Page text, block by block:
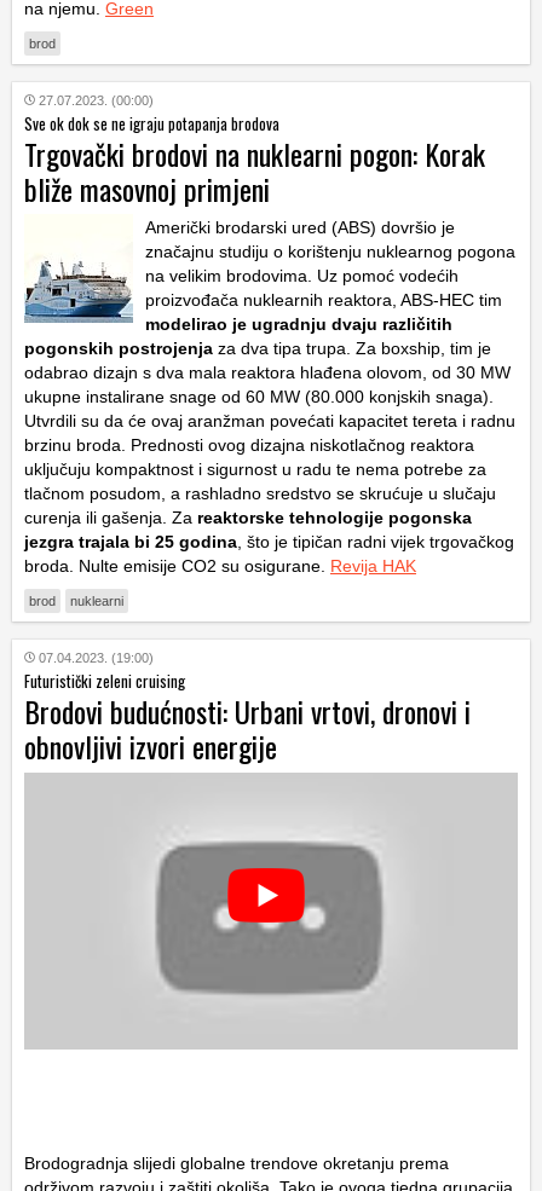
na njemu. Green
brod
27.07.2023. (00:00)
Sve ok dok se ne igraju potapanja brodova
Trgovački brodovi na nuklearni pogon: Korak
bliže masovnoj primjeni
Američki brodarski ured (ABS) dovršio je
značajnu studiju o korištenju nuklearnog pogona
na velikim brodovima. Uz pomoć vodećih
proizvođača nuklearnih reaktora, ABS-HEC tim
modelirao je ugradnju dvaju različitih
pogonskih postrojenja za dva tipa trupa. Za boxship, tim je
odabrao dizajn s dva mala reaktora hlađena olovom, od 30 MW
ukupne instalirane snage od 60 MW (80.000 konjskih snaga).
Utvrdili su da će ovaj aranžman povećati kapacitet tereta i radnu
brzinu broda. Prednosti ovog dizajna niskotlačnog reaktora
uključuju kompaktnost i sigurnost u radu te nema potrebe za
tlačnom posudom, a rashladno sredstvo se skrućuje u slučaju
curenja ili gašenja. Za reaktorske tehnologije pogonska
jezgra trajala bi 25 godina , što je tipičan radni vijek trgovačkog
broda. Nulte emisije CO2 su osigurane. Revija HAK
brod nuklearni
07.04.2023. (19:00)
Futuristički zeleni cruising
Brodovi budućnosti: Urbani vrtovi, dronovi i
obnovljivi izvori energije
Brodogradnja slijedi globalne trendove okretanju prema